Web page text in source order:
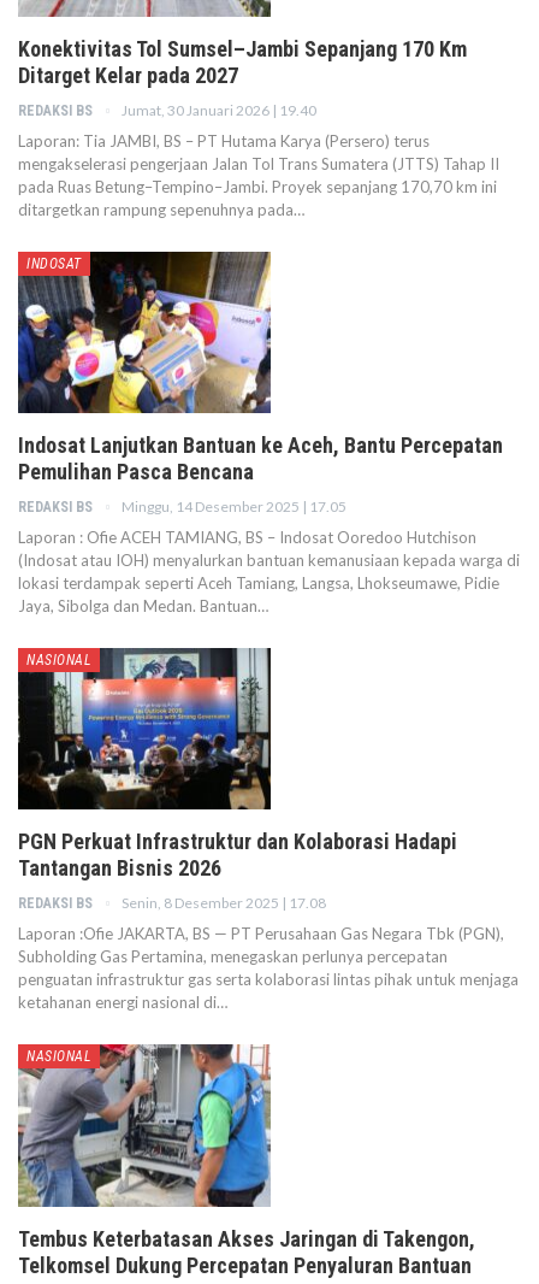
Konektivitas Tol Sumsel–Jambi Sepanjang 170 Km
Ditarget Kelar pada 2027
REDAKSI BS Jumat, 30 Januari 2026 | 19.40
Laporan: Tia JAMBI, BS – PT Hutama Karya (Persero) terus
mengakselerasi pengerjaan Jalan Tol Trans Sumatera (JTTS) Tahap II
pada Ruas Betung–Tempino–Jambi. Proyek sepanjang 170,70 km ini
ditargetkan rampung sepenuhnya pada…
INDOSAT
Indosat Lanjutkan Bantuan ke Aceh, Bantu Percepatan
Pemulihan Pasca Bencana
REDAKSI BS Minggu, 14 Desember 2025 | 17.05
Laporan : Ofie ACEH TAMIANG, BS – Indosat Ooredoo Hutchison
(Indosat atau IOH) menyalurkan bantuan kemanusiaan kepada warga di
lokasi terdampak seperti Aceh Tamiang, Langsa, Lhokseumawe, Pidie
Jaya, Sibolga dan Medan. Bantuan…
NASIONAL
PGN Perkuat Infrastruktur dan Kolaborasi Hadapi
Tantangan Bisnis 2026
REDAKSI BS Senin, 8 Desember 2025 | 17.08
Laporan :Ofie JAKARTA, BS — PT Perusahaan Gas Negara Tbk (PGN),
Subholding Gas Pertamina, menegaskan perlunya percepatan
penguatan infrastruktur gas serta kolaborasi lintas pihak untuk menjaga
ketahanan energi nasional di…
NASIONAL
Tembus Keterbatasan Akses Jaringan di Takengon,
Telkomsel Dukung Percepatan Penyaluran Bantuan